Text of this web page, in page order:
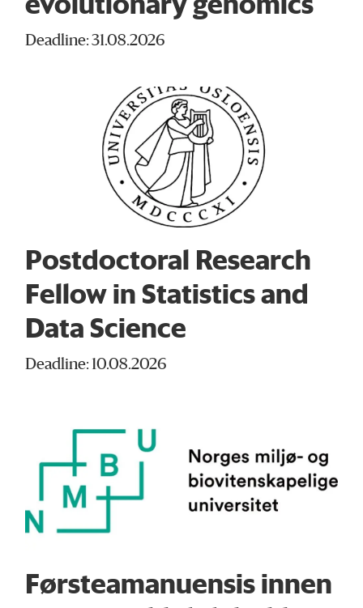
Deadline: 31.08.2026
Postdoctoral Research
Fellow in Statistics and
Data Science
Deadline: 10.08.2026
Førsteamanuensis innen